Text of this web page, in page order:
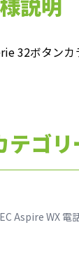
32ボタン
テゴリ
Aspire WX 電